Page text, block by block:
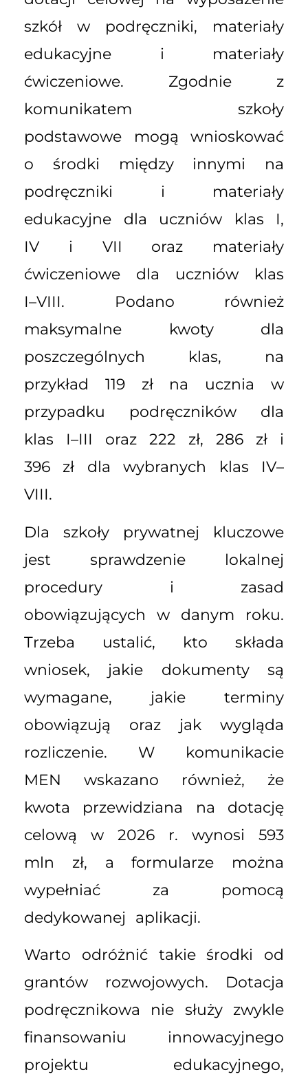
szkół w podręczniki, materiały
edukacyjne i materiały
ćwiczeniowe. Zgodnie z
komunikatem szkoły
podstawowe mogą wnioskować
o środki między innymi na
podręczniki i materiały
edukacyjne dla uczniów klas I,
IV i VII oraz materiały
ćwiczeniowe dla uczniów klas
I–VIII. Podano również
maksymalne kwoty dla
poszczególnych klas, na
przykład 119 zł na ucznia w
przypadku podręczników dla
klas I–III oraz 222 zł, 286 zł i
396 zł dla wybranych klas IV–
VIII.
Dla szkoły prywatnej kluczowe
jest sprawdzenie lokalnej
procedury i zasad
obowiązujących w danym roku.
Trzeba ustalić, kto składa
wniosek, jakie dokumenty są
wymagane, jakie terminy
obowiązują oraz jak wygląda
rozliczenie. W komunikacie
MEN wskazano również, że
kwota przewidziana na dotację
celową w 2026 r. wynosi 593
mln zł, a formularze można
wypełniać za pomocą
dedykowanej aplikacji.
Warto odróżnić takie środki od
grantów rozwojowych. Dotacja
podręcznikowa nie służy zwykle
finansowaniu innowacyjnego
projektu edukacyjnego,